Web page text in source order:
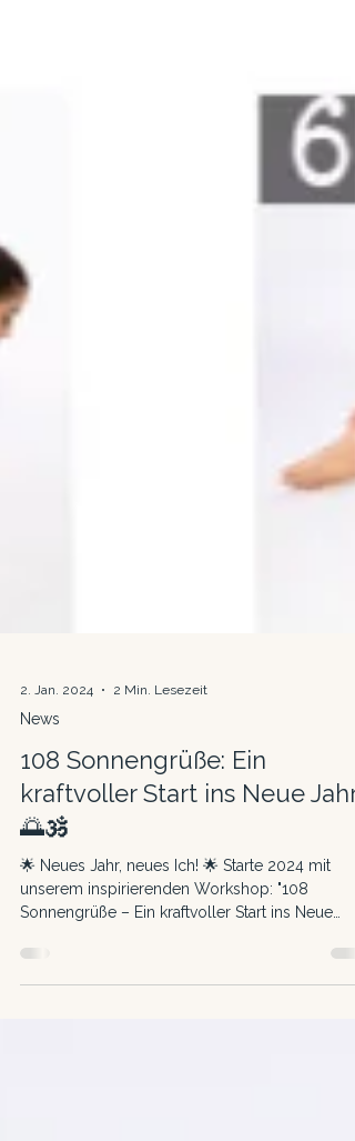
2. Jan. 2024 2 Min. Lesezeit
News
108 Sonnengrüße: Ein
kraftvoller Start ins Neue Jahr
🌅🕉️
🌟 Neues Jahr, neues Ich! 🌟 Starte 2024 mit